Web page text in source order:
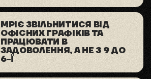
МРІЄ ЗВІЛЬНИТИСЯ ВІД
ОФІСНИХ ГРАФІКІВ ТА
ПРАЦЮВАТИ В
ЗАДОВОЛЕННЯ, А НЕ З 9 ДО
6-Ї